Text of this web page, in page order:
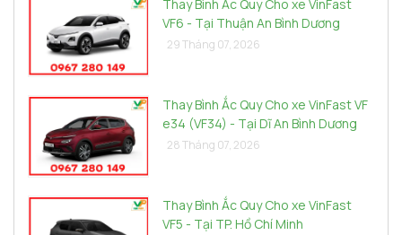
Thay Bình Ắc Quy Cho xe VinFast
VF6 - Tại Thuận An Bình Dương
29 Tháng 07, 2026
Thay Bình Ắc Quy Cho xe VinFast VF
e34 (VF34) - Tại Dĩ An Bình Dương
28 Tháng 07, 2026
Thay Bình Ắc Quy Cho xe VinFast
VF5 - Tại TP. Hồ Chí Minh